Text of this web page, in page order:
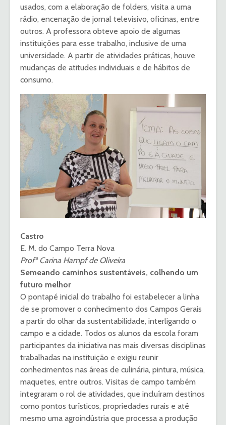
usados, com a elaboração de folders, visita a uma
rádio, encenação de jornal televisivo, oficinas, entre
outros. A professora obteve apoio de algumas
instituições para esse trabalho, inclusive de uma
universidade. A partir de atividades práticas, houve
mudanças de atitudes individuais e de hábitos de
consumo.
Castro
E. M. do Campo Terra Nova
Profª Carina Hampf de Oliveira
Semeando caminhos sustentáveis, colhendo um
futuro melhor
O pontapé inicial do trabalho foi estabelecer a linha
de se promover o conhecimento dos Campos Gerais
a partir do olhar da sustentabilidade, interligando o
campo e a cidade. Todos os alunos da escola foram
participantes da iniciativa nas mais diversas disciplinas
trabalhadas na instituição e exigiu reunir
conhecimentos nas áreas de culinária, pintura, música,
maquetes, entre outros. Visitas de campo também
integraram o rol de atividades, que incluíram destinos
como pontos turísticos, propriedades rurais e até
mesmo uma agroindústria que processa a produção